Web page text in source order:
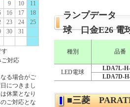
ランプデータ
球 口金E26 電
種別 品番
LED電球
LDA7L-
LDA7D-
■三菱